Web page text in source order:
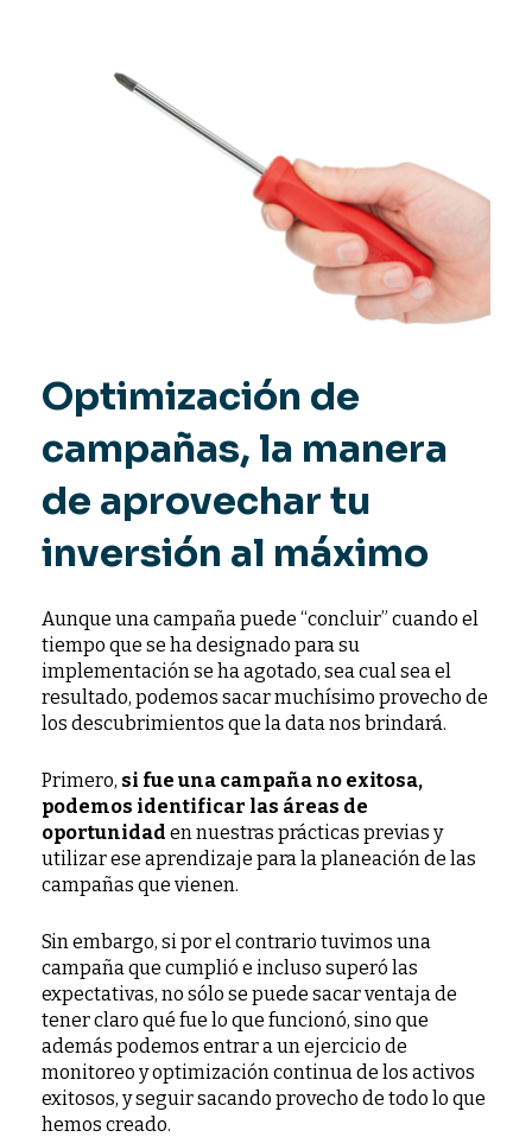
Optimización de
campañas, la manera
de aprovechar tu
inversión al máximo
Aunque una campaña puede “concluir” cuando el
tiempo que se ha designado para su
implementación se ha agotado, sea cual sea el
resultado, podemos sacar muchísimo provecho de
los descubrimientos que la data nos brindará.
Primero, si fue una campaña no exitosa,
podemos identificar las áreas de
oportunidad en nuestras prácticas previas y
utilizar ese aprendizaje para la planeación de las
campañas que vienen.
Sin embargo, si por el contrario tuvimos una
campaña que cumplió e incluso superó las
expectativas, no sólo se puede sacar ventaja de
tener claro qué fue lo que funcionó, sino que
además podemos entrar a un ejercicio de
monitoreo y optimización continua de los activos
exitosos, y seguir sacando provecho de todo lo que
hemos creado.